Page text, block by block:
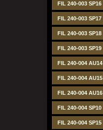
FIL 240-003 SP16
FIL 240-003 SP17
FIL 240-003 SP18
FIL 240-003 SP19
FIL 240-004 AU14
FIL 240-004 AU15
FIL 240-004 AU16
FIL 240-004 SP10
FIL 240-004 SP15